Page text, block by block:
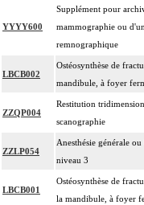
YYYY600
Supplément pour
mammographie ou
remnographique
LBCB002
Ostéosynthèse de
mandibule, à foyer
ZZQP004
Restitution
scanographie
ZZLP054
Anesthésie générale
niveau 3
LBCB001
Ostéosynthèse de
la mandibule, à foyer